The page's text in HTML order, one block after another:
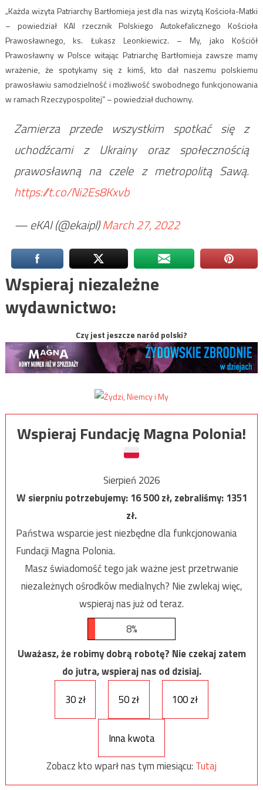
„Każda wizyta Patriarchy Bartłomieja jest dla nas wizytą Kościoła-Matki
– powiedział KAI rzecznik Polskiego Autokefalicznego Kościoła
Prawosławnego, ks. Łukasz Leonkiewicz. – My, jako Kościół
Prawosławny w Polsce witając Patriarchę Bartłomieja zawsze mamy
wrażenie, że spotykamy się z kimś, kto dał naszemu polskiemu
prawosławiu samodzielność i możliwość swobodnego funkcjonowania
w ramach Rzeczypospolitej” – powiedział duchowny.
Zamierza przede wszystkim spotkać się z
uchodźcami z Ukrainy oraz społecznością
prawosławną na czele z metropolitą Sawą.
https://t.co/Ni2Es8Kxvb
— eKAI (@ekaipl)March 27, 2022
Wspieraj niezależne
wydawnictwo:
Czy jest jeszcze naród polski?
Wspieraj Fundację Magna Polonia!
Sierpień 2026
W sierpniu potrzebujemy:16 500zł, zebraliśmy:1351
zł.
Państwa wsparcie jest niezbędne dla funkcjonowania
Fundacji Magna Polonia.
Masz świadomość tego jak ważne jest przetrwanie
niezależnych ośrodków medialnych? Nie zwlekaj więc,
wspieraj nas już od teraz.
8%
Uważasz, że robimy dobrą robotę? Nie czekaj zatem
do jutra, wspieraj nas od dzisiaj.
30 zł
50 zł 100 zł
Inna kwota
Zobacz kto wparł nas tym miesiącu: Tutaj